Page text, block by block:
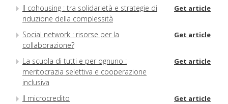
Il cohousing : tra solidarietà e strategie di
riduzione della complessità
Get article
Social network : risorse per la
collaborazione?
Get article
La scuola di tutti e per ognuno :
meritocrazia selettiva e cooperazione
inclusiva
Get article
Il microcredito Get article